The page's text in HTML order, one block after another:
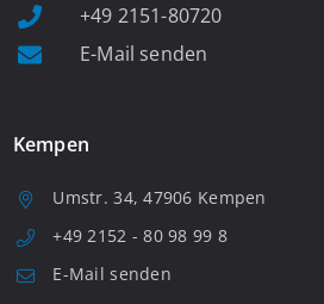
+49 2151-80720
E-Mail senden
Kempen
Umstr. 34, 47906 Kempen
+49 2152 - 80 98 99 8
E-Mail senden